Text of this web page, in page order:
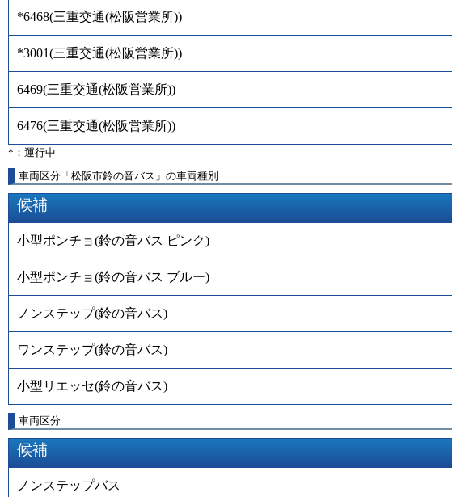
*6468(三重交通(松阪営業所))
*3001(三重交通(松阪営業所))
6469(三重交通(松阪営業所))
6476(三重交通(松阪営業所))
*：運行中
車両区分「松阪市鈴の音バス」の車両種別
候補
小型ポンチョ(鈴の音バス ピンク)
小型ポンチョ(鈴の音バス ブルー)
ノンステップ(鈴の音バス)
ワンステップ(鈴の音バス)
小型リエッセ(鈴の音バス)
車両区分
候補
ノンステップバス